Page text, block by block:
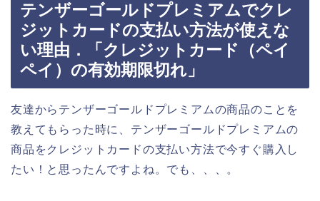
テンザーゴールドプレミアムでクレ
ジットカードの支払い方法が使えな
い理由．「クレジットカード（ペイ
ペイ）の有効期限切れ」
友達からテンザーゴールドプレミアムの商品のことを
教えてもらった時に、テンザーゴールドプレミアムの
商品をクレジットカードの支払い方法で今すぐ購入し
たい！と思ったんですよね。でも、、、。